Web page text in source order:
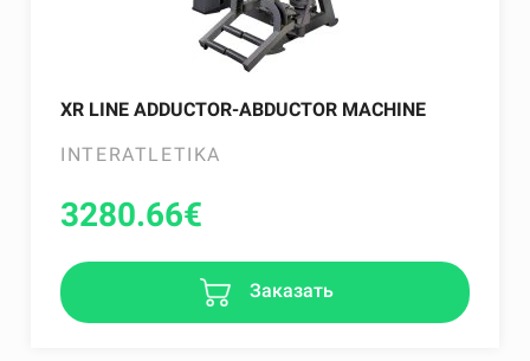
XR LINE ADDUCTOR-ABDUCTOR MACHINE
INTERATLETIKA
3280.66€
Заказать